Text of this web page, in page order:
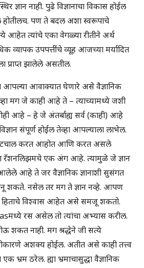
ज्ञान नाही. पुढे विज्ञानाचा विकास होईल
होतीलच. पण ते बदल अशा स्वरूपाचे
त्यांचे एका वेगळ्या रीतीने अर्थ
व्यापक उपपत्तींचे व्यूह आजच्या मर्यादित
प्राप्त झालेले असतील.
आपल्या आवाक्यात घेणारे असे वैज्ञानिक
मग जे काही आहे ते – त्याच्यामध्ये जशी
आहे – हे जे अंतर्बाह्य सर्व (काही) आहे
संपूर्ण होईल तेव्हा आपल्याला लाभेल.
करत आहोत आणि करत असले
रॅशनलिझमचे एक अंग आहे. त्यामुळे जे ज्ञान
आहे ते जर वैज्ञानिक ज्ञानाशी सुसंगत
शकते. नसेल तर मग ते ज्ञान नव्हे. आपण
हिताचे विश्वास आहेत असे समजू शकतो.
रस असेल तो त्यांचा अभ्यास करील.
शकत नाही. मग श्रद्धेने जी सत्ये
अशक्य होईल. अतीत असे काही तत्त्व
भ्रम ठरेल. ह्या भ्रमाचासुद्धा वैज्ञानिक